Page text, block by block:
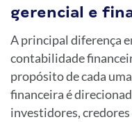
gerencial e
A principal diferença
contabilidade
propósito de cada
financeira é
investidores, credores